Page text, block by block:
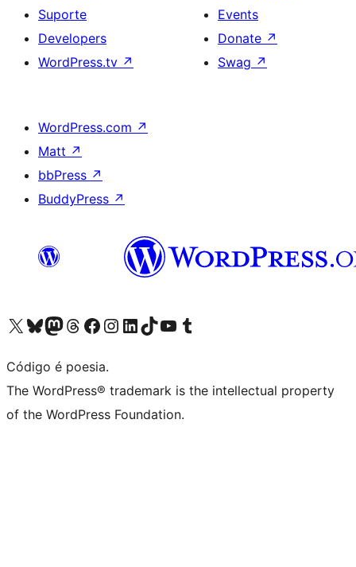
Suporte
Developers
WordPress.tv ↗
Events
Donate ↗
Swag ↗
WordPress.com ↗
Matt ↗
bbPress ↗
BuddyPress ↗
Visite a nossa conta X (antigo Twitter)
Visit our Bluesky account
Visit our Mastodon account
Visit our Threads account
Visite a nossa página do Facebook
Visite a nossa conta no Instagram
Visite a nossa conta no LinkedIn
Visit our TikTok account
Visit our YouTube channel
Visit our Tumblr account
Código é poesia.
The WordPress® trademark is the intellectual property
of the WordPress Foundation.